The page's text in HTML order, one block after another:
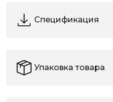
Спецификация
Упаковка товара